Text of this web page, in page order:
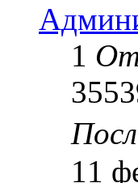
1
11